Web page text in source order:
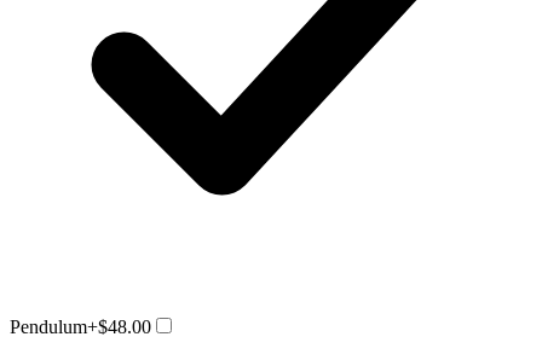
Pendulum+$48.00